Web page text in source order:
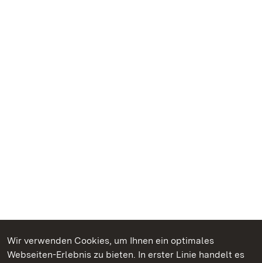
Wir verwenden Cookies, um Ihnen ein optimales
Webseiten-Erlebnis zu bieten. In erster Linie handelt es
Kommen. Staunen. Genießen.